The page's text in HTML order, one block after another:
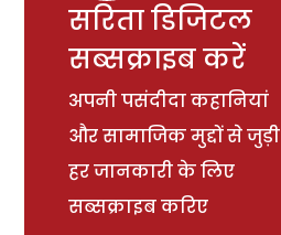
सरिता डिजिटल
सब्सक्राइब करें
अपनी पसंदीदा कहानियां
और सामाजिक मुद्दों से जुड़ी
हर जानकारी के लिए
सब्सक्राइब करिए